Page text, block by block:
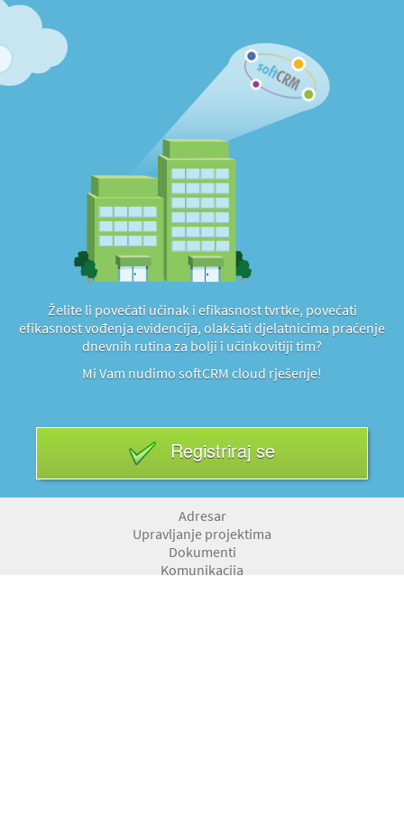
Želite li povećati učinak i efikasnost tvrtke, povećati
efikasnost vođenja evidencija, olakšati djelatnicima praćenje
dnevnih rutina za bolji i učinkovitiji tim?
Mi Vam nudimo softCRM cloud rješenje!
Registriraj se
Adresar
Upravljanje projektima
Dokumenti
Komunikacija